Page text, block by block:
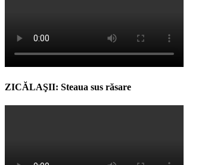
ZICĂLAŞII: Steaua sus răsare